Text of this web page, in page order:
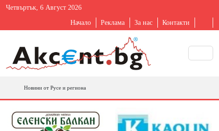
Четвъртък, 6 Август 2026
Начало Реклама За нас Контакти
Новини от Русе и региона